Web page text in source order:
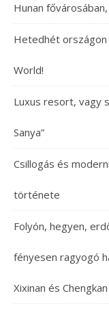
Hunan
Hetedhét országon
World!
Luxus resort, vagy
Sanya”
Csillogás és
története
Folyón, hegyen,
fényesen ragyogó
Xixinan és